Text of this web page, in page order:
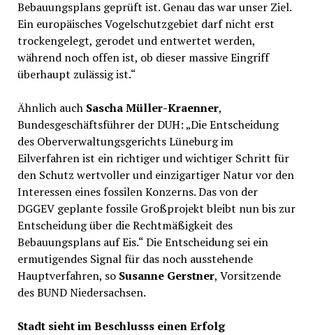
Bebauungsplans geprüft ist. Genau das war unser Ziel.
Ein europäisches Vogelschutzgebiet darf nicht erst
trockengelegt, gerodet und entwertet werden,
während noch offen ist, ob dieser massive Eingriff
überhaupt zulässig ist.“
Ähnlich auch Sascha Müller-Kraenner,
Bundesgeschäftsführer der DUH: „Die Entscheidung
des Oberverwaltungsgerichts Lüneburg im
Eilverfahren ist ein richtiger und wichtiger Schritt für
den Schutz wertvoller und einzigartiger Natur vor den
Interessen eines fossilen Konzerns. Das von der
DGGEV geplante fossile Großprojekt bleibt nun bis zur
Entscheidung über die Rechtmäßigkeit des
Bebauungsplans auf Eis.“ Die Entscheidung sei ein
ermutigendes Signal für das noch ausstehende
Hauptverfahren, so Susanne Gerstner, Vorsitzende
des BUND Niedersachsen.
Stadt sieht im Beschlusss einen Erfolg